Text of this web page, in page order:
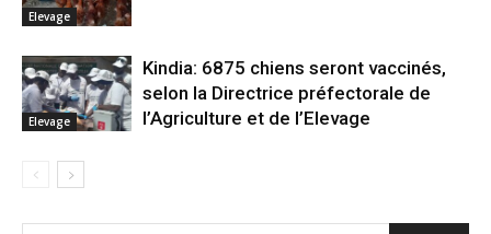
Elevage
Elevage
Kindia: 6875 chiens seront vaccinés,
selon la Directrice préfectorale de
l’Agriculture et de l’Elevage